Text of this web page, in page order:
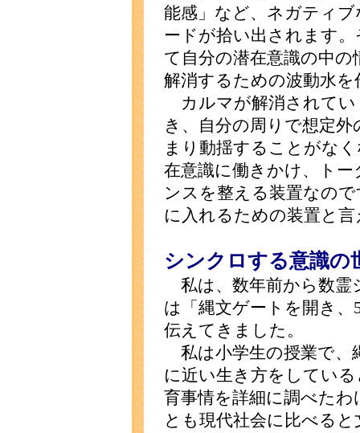
能感」など、ネガティブ
ードが拾い出されます
て自分の潜在意識の中
解消するための波動水
カルマが解消されてい
き、自分の周りで想定
まり動揺することがな
在意識に働きかけ、ト
ンスを整える装置なの
に入れるための装置と
シンクロする意識の
私は、数年前から数霊
は「縄文ゲートを開き
伝えてきました。
私は小学生の授業で、
に近い生き方をしてい
育事情を詳細に調べた
とも現代社会に比べる